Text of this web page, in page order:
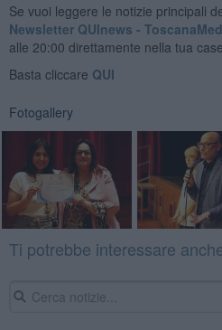
Se vuoi leggere le notizie principali
Newsletter QUInews -
alle 20:00 direttamente nella tua
Basta cliccare QUI
Fotogallery
Ti potrebbe interessare